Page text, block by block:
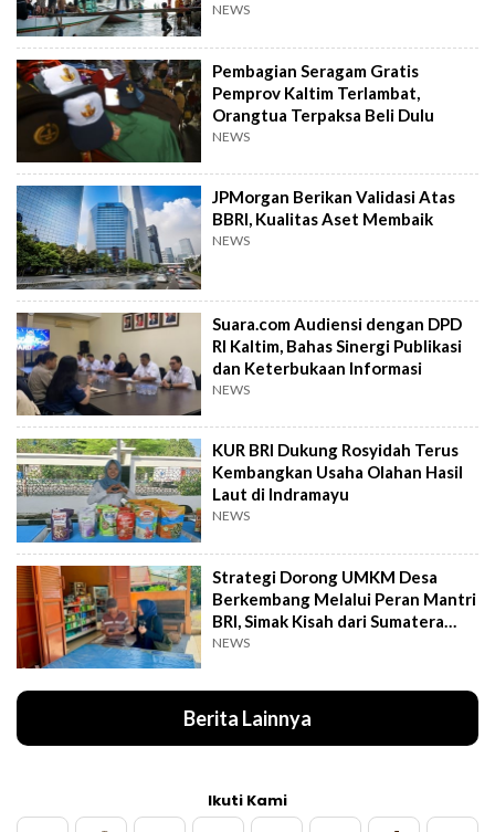
NEWS
Pembagian Seragam Gratis
Pemprov Kaltim Terlambat,
Orangtua Terpaksa Beli Dulu
NEWS
JPMorgan Berikan Validasi Atas
BBRI, Kualitas Aset Membaik
NEWS
Suara.com Audiensi dengan DPD
RI Kaltim, Bahas Sinergi Publikasi
dan Keterbukaan Informasi
NEWS
KUR BRI Dukung Rosyidah Terus
Kembangkan Usaha Olahan Hasil
Laut di Indramayu
NEWS
Strategi Dorong UMKM Desa
Berkembang Melalui Peran Mantri
BRI, Simak Kisah dari Sumatera
Utara Ini
NEWS
Berita Lainnya
Ikuti Kami